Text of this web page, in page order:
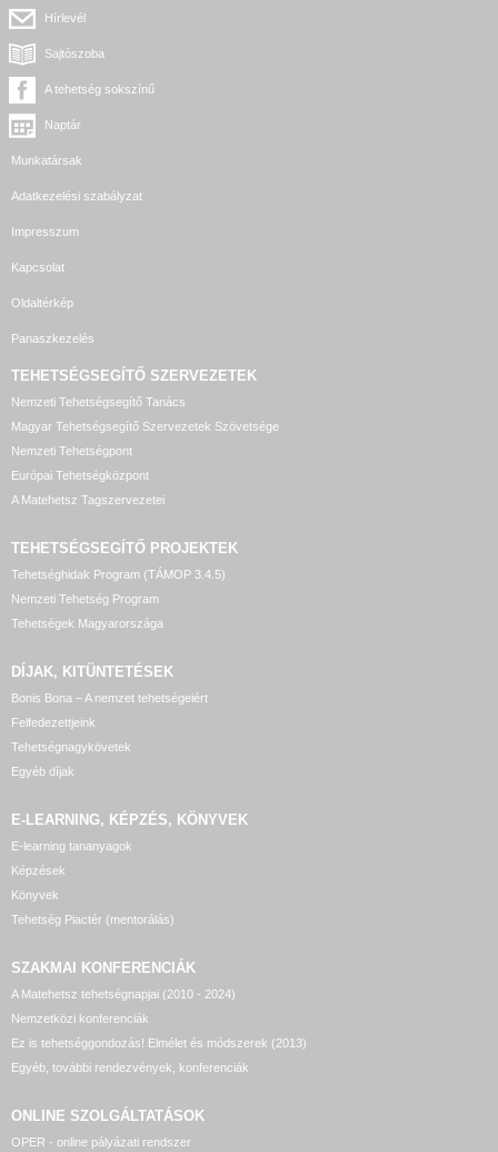
Hírlevél
Sajtószoba
A tehetség sokszínű
Naptár
Munkatársak
Adatkezelési szabályzat
Impresszum
Kapcsolat
Oldaltérkép
Panaszkezelés
TEHETSÉGSEGÍTŐ SZERVEZETEK
Nemzeti Tehetségsegítő Tanács
Magyar Tehetségsegítő Szervezetek Szövetsége
Nemzeti Tehetségpont
Európai Tehetségközpont
A Matehetsz Tagszervezetei
TEHETSÉGSEGÍTŐ PROJEKTEK
Tehetséghidak Program (TÁMOP 3.4.5)
Nemzeti Tehetség Program
Tehetségek Magyarországa
DÍJAK, KITÜNTETÉSEK
Bonis Bona – A nemzet tehetségeiért
Felfedezettjeink
Tehetségnagykövetek
Egyéb díjak
E-LEARNING, KÉPZÉS, KÖNYVEK
E-learning tananyagok
Képzések
Könyvek
Tehetség Piactér (mentorálás)
SZAKMAI KONFERENCIÁK
A Matehetsz tehetségnapjai (2010 - 2024)
Nemzetközi konferenciák
Ez is tehetséggondozás! Elmélet és módszerek (2013)
Egyéb, további rendezvények, konferenciák
ONLINE SZOLGÁLTATÁSOK
OPER - online pályázati rendszer